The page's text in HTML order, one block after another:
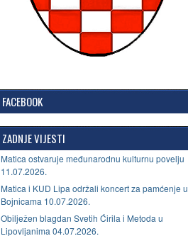
FACEBOOK
ZADNJE VIJESTI
Matica ostvaruje međunarodnu kulturnu povelju
11.07.2026.
Matica i KUD Lipa održali koncert za pamćenje u
Bojnicama 10.07.2026.
Obilježen blagdan Svetih Ćirila i Metoda u
Lipovljanima 04.07.2026.